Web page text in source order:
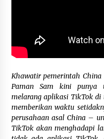
Negara di
August
Pusat Data
Tak
July 3,
Cari
Sashya
dalam Film
Khawatir pemerintah China
Paman Sam kini punya
melarang aplikasi TikTok
memberikan waktu
perusahaan asal China –
TikTok akan menghadapi